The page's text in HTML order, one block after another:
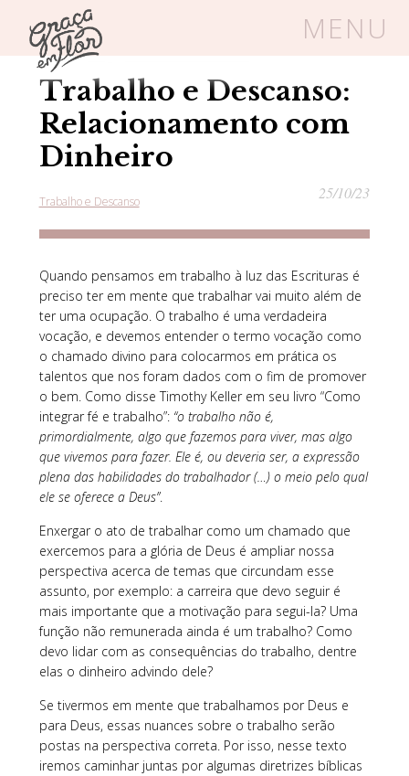
MENU
Um espaço seguro onde mulheres
cristãs podem florescer em Cristo
Livros
SOBRE
FRUTÍFERAS
Home/Blog
Trabalho e Descanso:
Relacionamento com
Dinheiro
Trabalho e Descanso 25/10/23
Quando pensamos em trabalho à luz das Escrituras é
preciso ter em mente que trabalhar vai muito além de
ter uma ocupação. O trabalho é uma verdadeira
vocação, e devemos entender o termo vocação como
o chamado divino para colocarmos em prática os
talentos que nos foram dados com o fim de promover
o bem. Como disse Timothy Keller em seu livro “Como
integrar fé e trabalho”: “o trabalho não é,
primordialmente, algo que fazemos para viver, mas algo
que vivemos para fazer. Ele é, ou deveria ser, a expressão
plena das habilidades do trabalhador (…) o meio pelo qual
ele se oferece a Deus”.
Enxergar o ato de trabalhar como um chamado que
exercemos para a glória de Deus é ampliar nossa
perspectiva acerca de temas que circundam esse
assunto, por exemplo: a carreira que devo seguir é
mais importante que a motivação para segui-la? Uma
função não remunerada ainda é um trabalho? Como
devo lidar com as consequências do trabalho, dentre
elas o dinheiro advindo dele?
Se tivermos em mente que trabalhamos por Deus e
para Deus, essas nuances sobre o trabalho serão
postas na perspectiva correta. Por isso, nesse texto
iremos caminhar juntas por algumas diretrizes bíblicas